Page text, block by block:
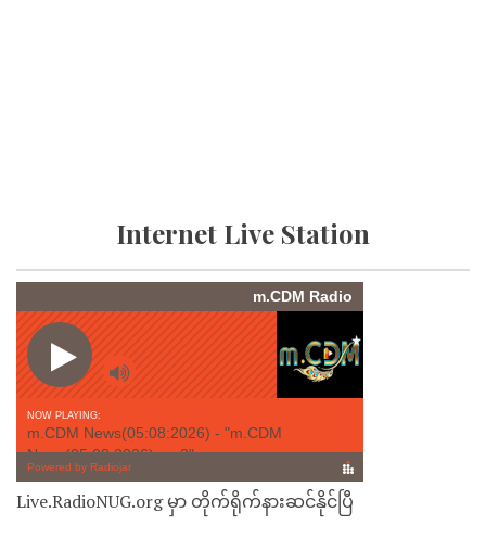
Internet Live Station
Live.RadioNUG.org မှာ တိုက်ရိုက်နားဆင်နိုင်ပြီ